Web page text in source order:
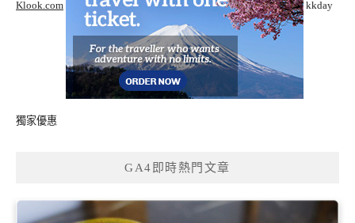
Klook.com kkday
獨家優惠
GA4即時熱門文章